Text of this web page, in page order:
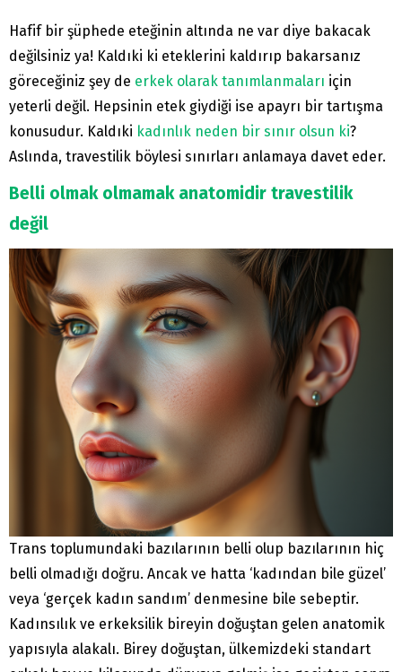
Hafif bir şüphede eteğinin altında ne var diye bakacak
değilsiniz ya! Kaldıki ki eteklerini kaldırıp bakarsanız
göreceğiniz şey de erkek olarak tanımlanmaları için
yeterli değil. Hepsinin etek giydiği ise apayrı bir tartışma
konusudur. Kaldıki kadınlık neden bir sınır olsun ki?
Aslında, travestilik böylesi sınırları anlamaya davet eder.
Belli olmak olmamak anatomidir travestilik
değil
Trans toplumundaki bazılarının belli olup bazılarının hiç
belli olmadığı doğru. Ancak ve hatta ‘kadından bile güzel’
veya ‘gerçek kadın sandım’ denmesine bile sebeptir.
Kadınsılık ve erkeksilik bireyin doğuştan gelen anatomik
yapısıyla alakalı. Birey doğuştan, ülkemizdeki standart